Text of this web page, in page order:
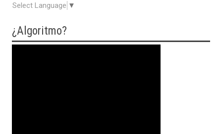
Select Language ▼
¿Algoritmo?